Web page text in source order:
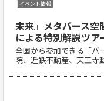
イベント情報
未来』メタバース空
による特別解説ツア
全国から参加できる「バ
院、近鉄不動産、天王寺